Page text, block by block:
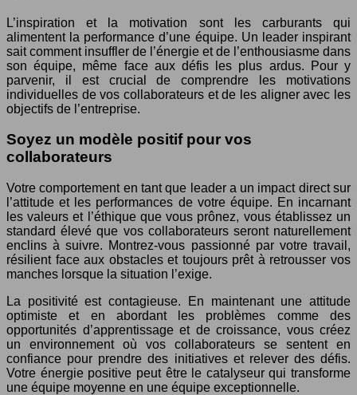
L’inspiration et la motivation sont les carburants qui
alimentent la performance d’une équipe. Un leader inspirant
sait comment insuffler de l’énergie et de l’enthousiasme dans
son équipe, même face aux défis les plus ardus. Pour y
parvenir, il est crucial de comprendre les motivations
individuelles de vos collaborateurs et de les aligner avec les
objectifs de l’entreprise.
Soyez un modèle positif pour vos
collaborateurs
Votre comportement en tant que leader a un impact direct sur
l’attitude et les performances de votre équipe. En incarnant
les valeurs et l’éthique que vous prônez, vous établissez un
standard élevé que vos collaborateurs seront naturellement
enclins à suivre. Montrez-vous passionné par votre travail,
résilient face aux obstacles et toujours prêt à retrousser vos
manches lorsque la situation l’exige.
La positivité est contagieuse. En maintenant une attitude
optimiste et en abordant les problèmes comme des
opportunités d’apprentissage et de croissance, vous créez
un environnement où vos collaborateurs se sentent en
confiance pour prendre des initiatives et relever des défis.
Votre énergie positive peut être le catalyseur qui transforme
une équipe moyenne en une équipe exceptionnelle.